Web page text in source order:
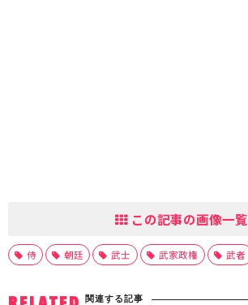
この記事の画像一覧
侍 朝廷 武士 武家政権 武者
関連する記事